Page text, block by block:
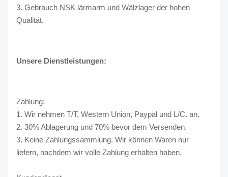
3. Gebrauch NSK lärmarm und Wälzlager der hohen
Qualität.
Unsere Dienstleistungen:
Zahlung:
1. Wir nehmen T/T, Western Union, Paypal und L/C. an.
2. 30% Ablagerung und 70% bevor dem Versenden.
3. Keine Zahlungssammlung. Wir können Waren nur
liefern, nachdem wir volle Zahlung erhalten haben.